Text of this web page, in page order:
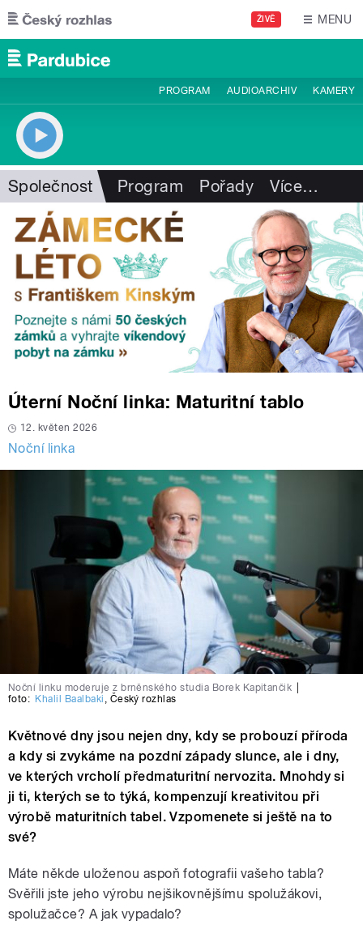
Přejít k hlavnímu obsahu
ŽIVĚ MENU
PROGRAM AUDIOARCHIV KAMERY
Společnost Program Pořady Více…
Úterní Noční linka: Maturitní tablo
12. květen 2026
Noční linka
Noční linku moderuje z brněnského studia Borek Kapitančik
foto: Khalil Baalbaki , Český rozhlas
Květnové dny jsou nejen dny, kdy se probouzí příroda
a kdy si zvykáme na pozdní západy slunce, ale i dny,
ve kterých vrcholí předmaturitní nervozita. Mnohdy si
ji ti, kterých se to týká, kompenzují kreativitou při
výrobě maturitních tabel. Vzpomenete si ještě na to
své?
Máte někde uloženou aspoň fotografii vašeho tabla?
Svěřili jste jeho výrobu nejšikovnějšímu spolužákovi,
spolužačce? A jak vypadalo?